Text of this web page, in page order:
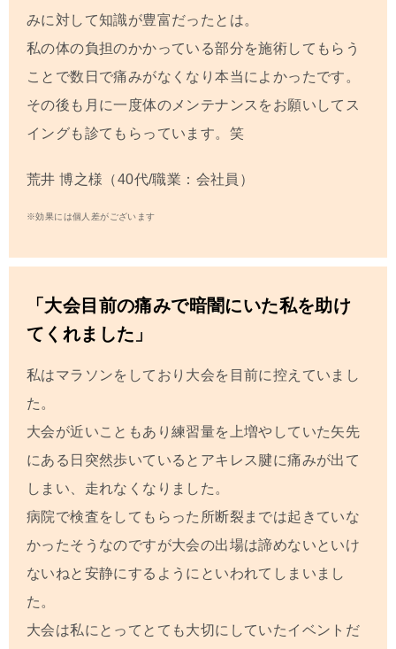
みに対して知識が豊富だったとは。
私の体の負担のかかっている部分を施術してもらう
ことで数日で痛みがなくなり本当によかったです。
その後も月に一度体のメンテナンスをお願いしてス
イングも診てもらっています。笑
荒井 博之様（40代/職業：会社員）
※効果には個人差がございます
「大会目前の痛みで暗闇にいた私を助け
てくれました」
私はマラソンをしており大会を目前に控えていまし
た。
大会が近いこともあり練習量を上増やしていた矢先
にある日突然歩いているとアキレス腱に痛みが出て
しまい、走れなくなりました。
病院で検査をしてもらった所断裂までは起きていな
かったそうなのですが大会の出場は諦めないといけ
ないねと安静にするようにといわれてしまいまし
た。
大会は私にとってとても大切にしていたイベントだ